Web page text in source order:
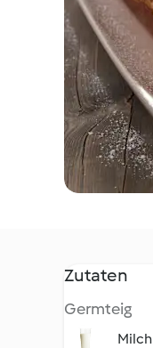
Zutaten
Germteig
Milch